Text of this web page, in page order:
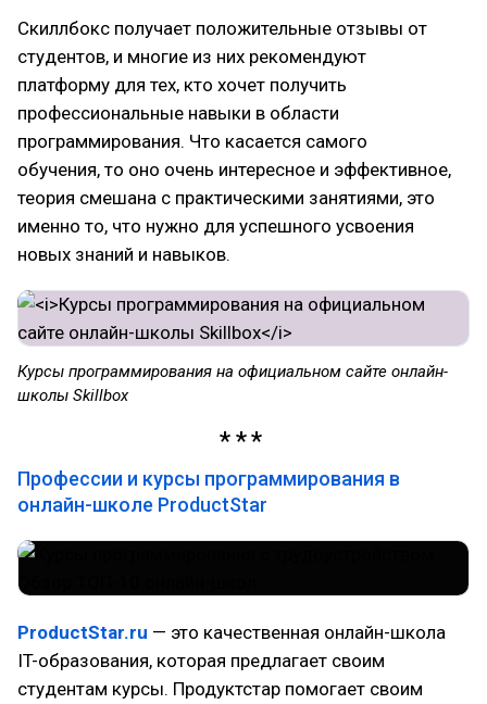
Скиллбокс получает положительные отзывы от
студентов, и многие из них рекомендуют
платформу для тех, кто хочет получить
профессиональные навыки в области
программирования. Что касается самого
обучения, то оно очень интересное и эффективное,
теория смешана с практическими занятиями, это
именно то, что нужно для успешного усвоения
новых знаний и навыков.
Курсы программирования на официальном сайте онлайн-
школы Skillbox
Профессии и курсы программирования в
онлайн-школе ProductStar
ProductStar.ru — это качественная онлайн-школа
IT-образования, которая предлагает своим
студентам курсы. Продуктстар помогает своим